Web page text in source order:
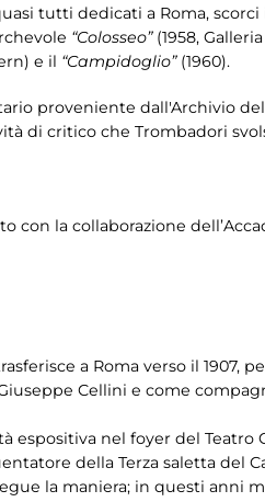
tutti dedicati a Roma,
“Colosseo” (1958,
e il “Campidoglio” (1960).
proveniente dall'Archivio
di critico che Trombadori
la collaborazione
a Roma verso il 1907,
Cellini e come
espositiva nel foyer del Teatro
della Terza saletta del
la maniera; in questi anni